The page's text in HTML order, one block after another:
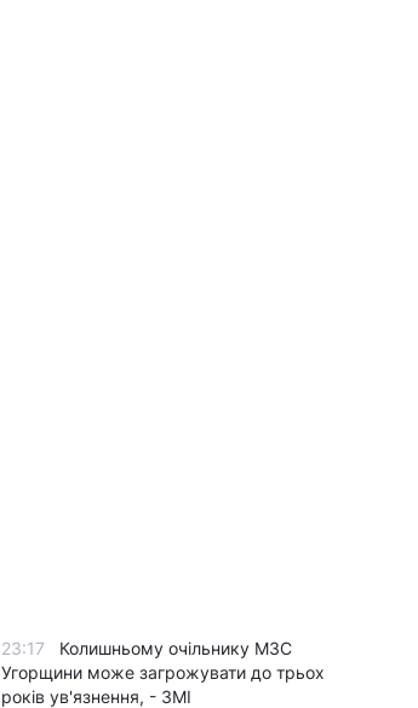
23:17
Колишньому очільнику МЗС
Угорщини може загрожувати до трьох
років ув'язнення, - ЗМІ